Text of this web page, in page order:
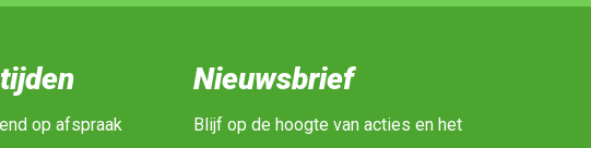
op afspraak
Nieuwsbrief
Blijf op de hoogte van acties en het